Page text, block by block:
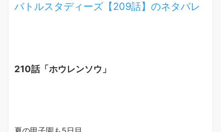
バトルスタディーズ【209話】のネタバレ
210話「ホウレンソウ」